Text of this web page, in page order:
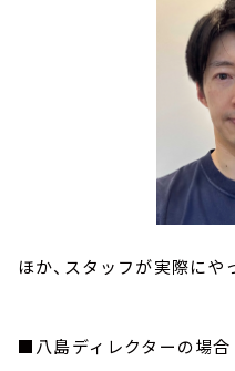
ほか、スタッフが実際にや
■八島ディレクターの場合